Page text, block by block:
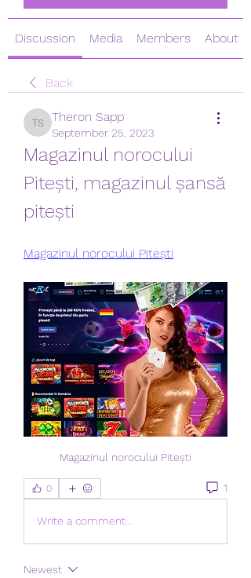
Discussion Media Members About
Back
Theron Sapp
Theron Sapp
September 25, 2023
Magazinul norocului
Pitești, magazinul șansă
pitești
Magazinul norocului Pitești
Magazinul norocului Pitești
0 1
Write a comment...
Newest